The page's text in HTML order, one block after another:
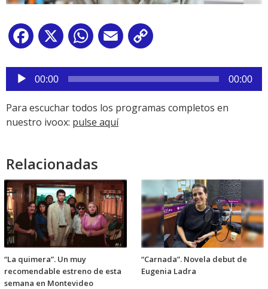
Facebook
X WhatsApp
Email
Reproductor
audio
00:00 00:00
Para escuchar todos los programas completos en
nuestro ivoox: pulse aquí
Relacionadas
“La quimera”. Un muy
recomendable estreno de esta
semana en Montevideo
“Carnada”. Novela debut de
Eugenia Ladra